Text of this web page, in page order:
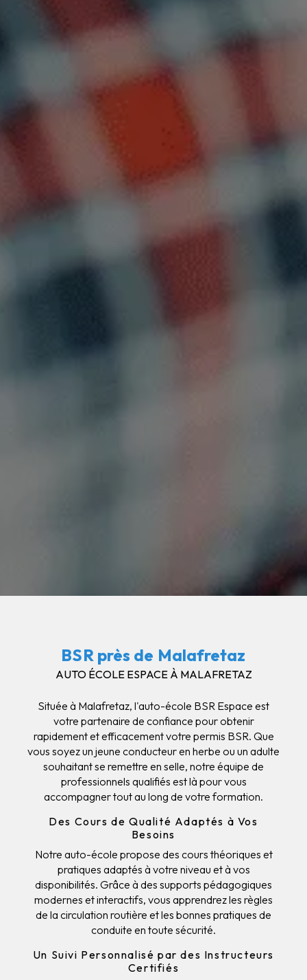
BSR près de Malafretaz
AUTO ÉCOLE ESPACE À MALAFRETAZ
Située à Malafretaz, l'auto-école BSR Espace est
votre partenaire de confiance pour obtenir
rapidement et efficacement votre permis BSR. Que
vous soyez un jeune conducteur en herbe ou un adulte
souhaitant se remettre en selle, notre équipe de
professionnels qualifiés est là pour vous
accompagner tout au long de votre formation.
Des Cours de Qualité Adaptés à Vos
Besoins
Notre auto-école propose des cours théoriques et
pratiques adaptés à votre niveau et à vos
disponibilités. Grâce à des supports pédagogiques
modernes et interactifs, vous apprendrez les règles
de la circulation routière et les bonnes pratiques de
conduite en toute sécurité.
Un Suivi Personnalisé par des Instructeurs
Certifiés